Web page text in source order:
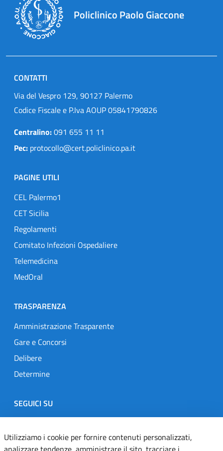
Policlinico Paolo Giaccone
CONTATTI
Via del Vespro 129, 90127 Palermo
Codice Fiscale e P.Iva AOUP 05841790826
Centralino:091 655 11 11
Pec: protocollo@cert.policlinico.pa.it
PAGINE UTILI
CEL Palermo1
CET Sicilia
Regolamenti
Comitato Infezioni Ospedaliere
Telemedicina
MedOral
TRASPARENZA
Amministrazione Trasparente
Gare e Concorsi
Delibere
Determine
SEGUICI SU
Designers Italia
TwitterInstagramYoutubeLinkedin
Utilizziamo i cookie per fornire contenuti personalizzati,